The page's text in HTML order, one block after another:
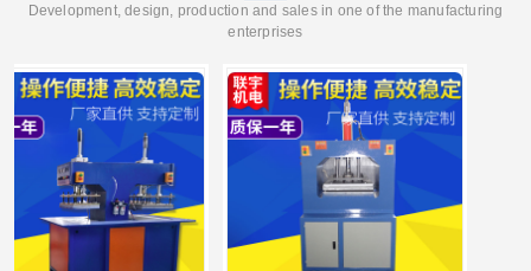
Development, design, production and sales in one of the manufacturing
enterprises